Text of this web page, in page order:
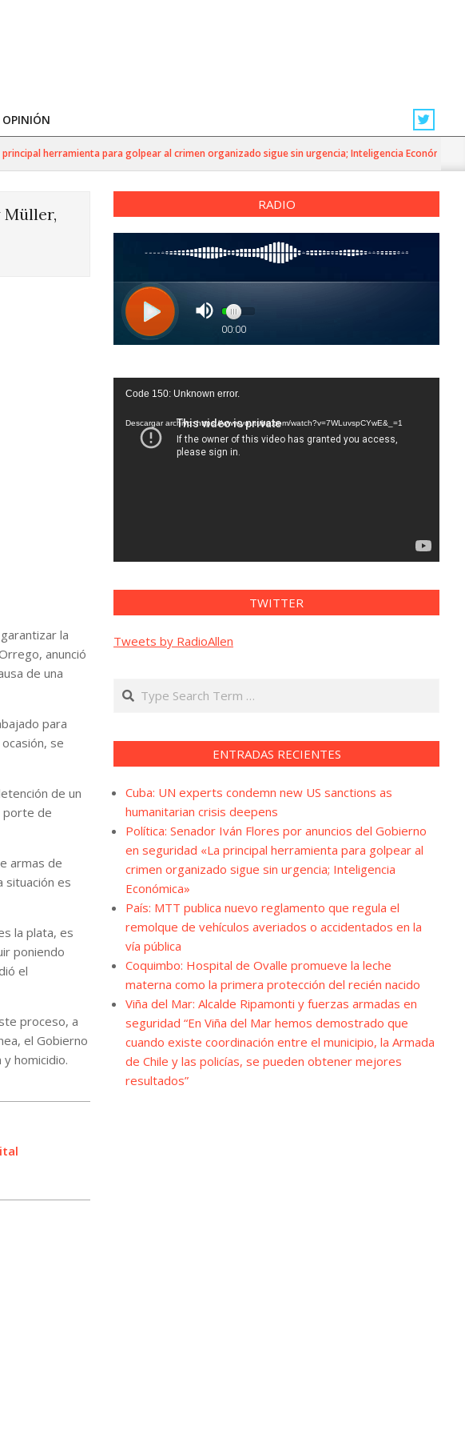
OPINIÓN
herramienta para golpear al crimen organizado sigue sin urgencia; Inteligencia Económica»
Müller,
la
anunció
de una
para
se
de un
porte de
armas de
situación es
la plata, es
poniendo
el
proceso, a
el Gobierno
homicidio.
RADIO
Reproductor
vídeo
Code 150: Unknown error.
Descargar archivo: https://www.youtube.com/watch?v=7WLuvspCYwE&_=1
TWITTER
Tweets by RadioAllen
Search
ENTRADAS RECIENTES
Cuba: UN experts condemn new US sanctions as
humanitarian crisis deepens
Política: Senador Iván Flores por anuncios del Gobierno
en seguridad «La principal herramienta para golpear al
crimen organizado sigue sin urgencia; Inteligencia
Económica»
País: MTT publica nuevo reglamento que regula el
remolque de vehículos averiados o accidentados en la
vía pública
Coquimbo: Hospital de Ovalle promueve la leche
materna como la primera protección del recién nacido
Viña del Mar: Alcalde Ripamonti y fuerzas armadas en
seguridad “En Viña del Mar hemos demostrado que
cuando existe coordinación entre el municipio, la Armada
de Chile y las policías, se pueden obtener mejores
resultados”